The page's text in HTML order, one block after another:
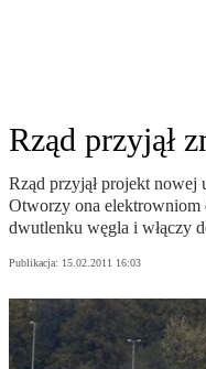
Rząd przyjął
Rząd przyjął projekt nowej
Otworzy ona elektrowniom
dwutlenku węgla i włączy
Publikacja: 15.02.2011 16:03